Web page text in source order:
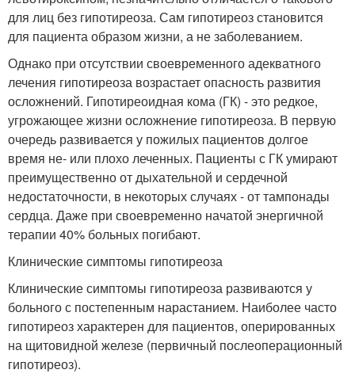
для лиц без гипотиреоза. Сам гипотиреоз становится
для пациента образом жизни, а не заболеванием.
Однако при отсутствии своевременного адекватного
лечения гипотиреоза возрастает опасность развития
осложнений. Гипотиреоидная кома (ГК) - это редкое,
угрожающее жизни осложнение гипотиреоза. В первую
очередь развивается у пожилых пациентов долгое
время не- или плохо леченных. Пациенты с ГК умирают
преимущественно от дыхательной и сердечной
недостаточности, в некоторых случаях - от тампонады
сердца. Даже при своевременно начатой энергичной
терапии 40% больных погибают.
Клинические симптомы гипотиреоза
Клинические симптомы гипотиреоза развиваются у
больного с постепенным нарастанием. Наиболее часто
гипотиреоз характерен для пациентов, оперированных
на щитовидной железе (первичный послеоперационный
гипотиреоз).